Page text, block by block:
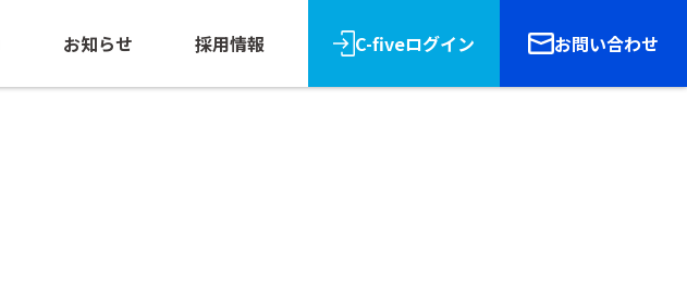
お知らせ 採用情報 C-fiveログイン お問い合わせ